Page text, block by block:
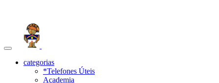
Toggle
navigationcategorias
*Telefones Úteis
Academia